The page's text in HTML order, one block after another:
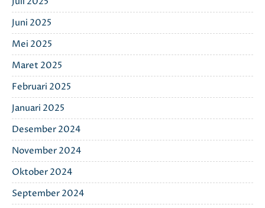
Juni 2025
Mei 2025
Maret 2025
Februari 2025
Januari 2025
Desember 2024
November 2024
Oktober 2024
September 2024